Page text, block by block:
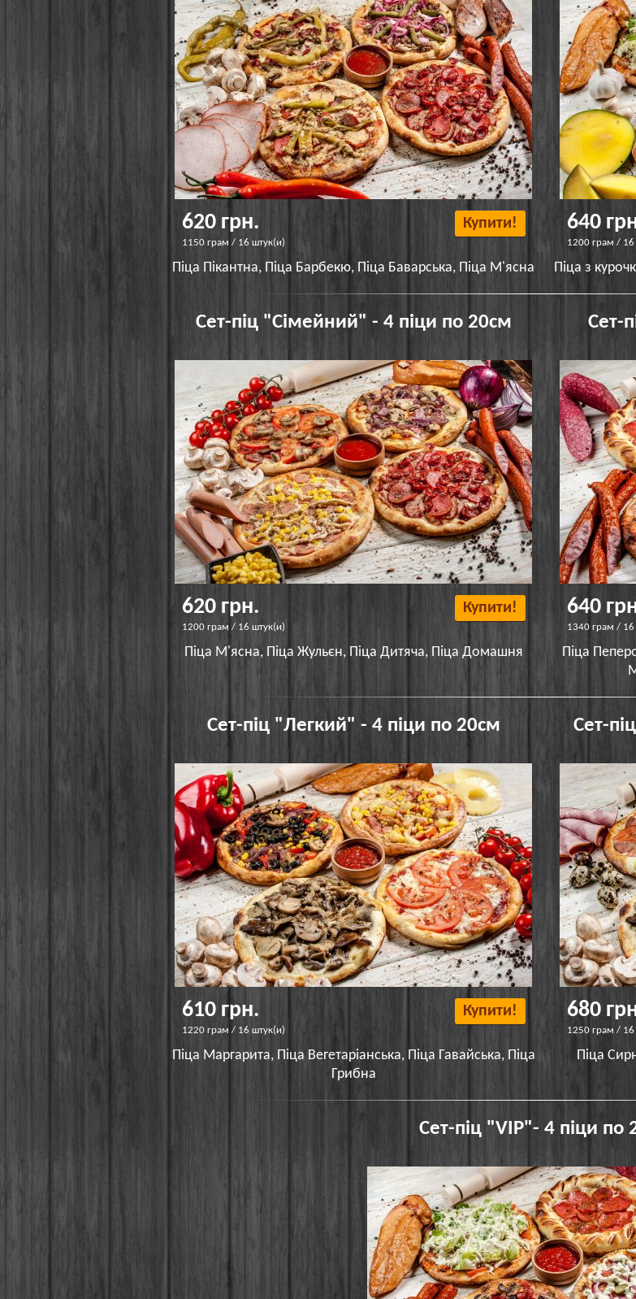
620 грн.
1150 грам / 16 штук(и)
Купити!
Піца Пікантна, Піца Барбекю, Піца Баварська, Піца М'ясна
640
1200 грам / 16
Піца з
Сет-піц "Сімейний" - 4 піци по 20см
620 грн.
1200 грам / 16 штук(и)
Купити!
Піца М'ясна, Піца Жульєн, Піца Дитяча, Піца Домашня
Сет-
640
1340 грам / 16
Піца
Сет-піц "Легкий" - 4 піци по 20см
610 грн.
1220 грам / 16 штук(и)
Купити!
Піца Маргарита, Піца Вегетаріанська, Піца Гавайська, Піца
Грибна
Сет-
680
1250 грам / 16
Піца
Сет-піц "VIP"- 4 піци по